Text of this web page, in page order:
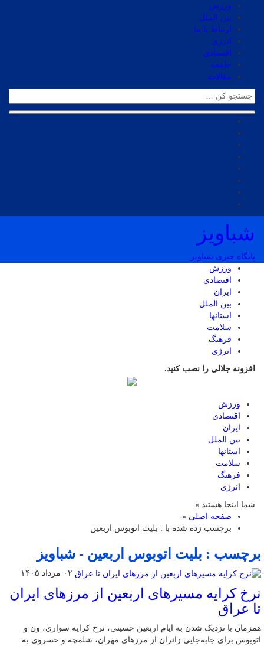
ورزش
بین الملل
ارتباط با ما
انرژی
اقتصادی
جامعه
مقالات
شباویز
پایگاه خبری شباویز
ورزش
اقتصادی
ایران
بین الملل
استانها
سلامت
فرهنگ
انرژی
افزونه جلالی را نصب کنید.
ورزش
اقتصادی
ایران
بین الملل
استانها
سلامت
فرهنگ
انرژی
شما اینجا هستید »
صفحه اصلی »
برچسب زده شده با : بلیت اتوبوس اربعین
برچسب : بلیت اتوبوس اربعین - شباویز
۰۲ مرداد ۱۴۰۵
نرخ کرایه مسیرهای اربعین از مرزهای ایران
تا عراق
همزمان با نزدیک شدن به ایام اربعین حسینی، نرخ کرایه سواری، ون و
اتوبوس برای جابه‌جایی زائران از مرزهای مهران، شلمچه و خسروی به